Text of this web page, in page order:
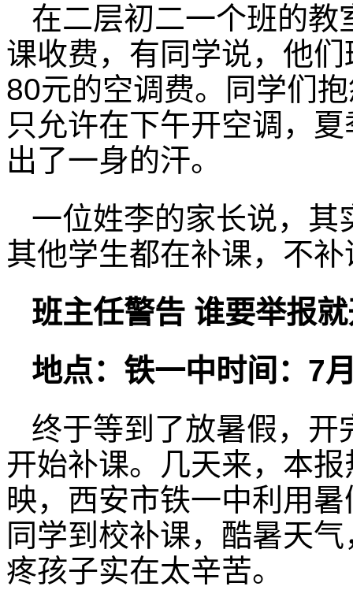
在二层初二一个班的教
课收费，有同学说，他
80元的空调费。同学们
只允许在下午开空调，
出了一身的汗。
一位姓李的家长说，其
其他学生都在补课，不
班主任警告 谁要举报
地点：铁一中时间：7
终于等到了放暑假，开
开始补课。几天来，本
映，西安市铁一中利用
同学到校补课，酷暑天
疼孩子实在太辛苦。